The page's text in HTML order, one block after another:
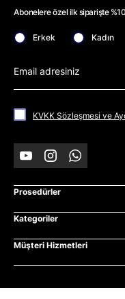
Abonelere özel ilk siparişte
Erkek Kadın
KVKK Sözleşmesi ve
YouTubeInstagramWhatsApp
Prosedürler
Aydınlatma Metni
Garanti ve İade Koşulları
Kategoriler
Erkek
Müşteri Hizmetleri